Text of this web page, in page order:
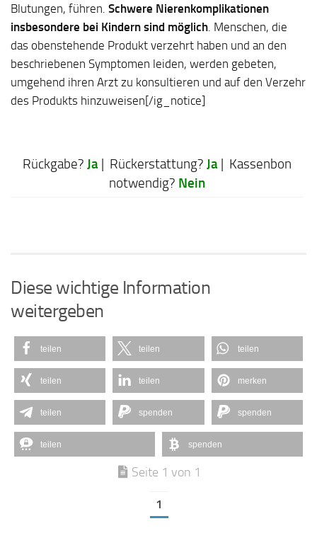
Blutungen, führen. Schwere Nierenkomplikationen
insbesondere bei Kindern sind möglich . Menschen, die
das obenstehende Produkt verzehrt haben und an den
beschriebenen Symptomen leiden, werden gebeten,
umgehend ihren Arzt zu konsultieren und auf den Verzehr
des Produkts hinzuweisen[/ig_notice]
Rückgabe? Ja | Rückerstattung? Ja
| Kassenbon
notwendig? Nein
Diese wichtige Information
weitergeben
teilen teilen teilen
teilen teilen merken
teilen spenden spenden
teilen spenden
Seite 1 von 1
1